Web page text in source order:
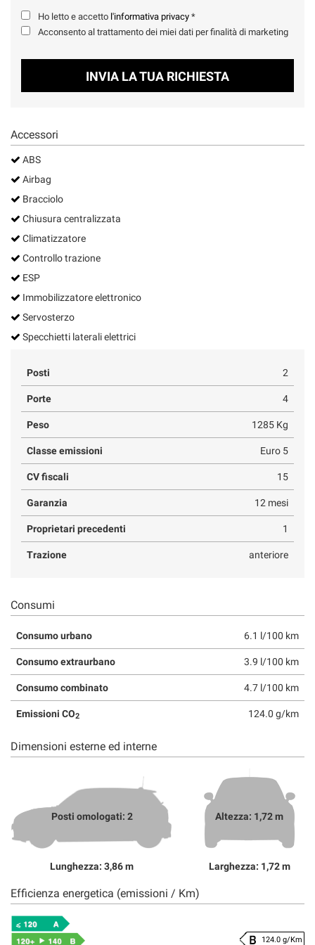
Ho letto e accetto l'informativa privacy *
Acconsento al trattamento dei miei dati per finalità di marketing
INVIA LA TUA RICHIESTA
Accessori
ABS
Airbag
Bracciolo
Chiusura centralizzata
Climatizzatore
Controllo trazione
ESP
Immobilizzatore elettronico
Servosterzo
Specchietti laterali elettrici
Posti 2
Porte 4
Peso 1285 Kg
Classe emissioni Euro 5
CV fiscali 15
Garanzia 12 mesi
Proprietari precedenti 1
Trazione anteriore
Consumi
Consumo urbano 6.1 l/100 km
Consumo extraurbano 3.9 l/100 km
Consumo combinato 4.7 l/100 km
Emissioni CO2 124.0 g/km
Dimensioni esterne ed interne
Posti omologati: 2
Lunghezza: 3,86 m
Altezza: 1,72 m
Larghezza: 1,72 m
Efficienza energetica (emissioni / Km)
124.0 g/Km
Salva
le
impostazioni